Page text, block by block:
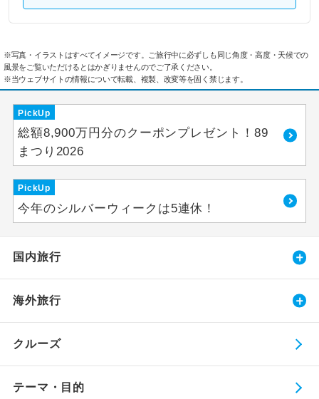
※写真・イラストはすべてイメージです。ご旅行中に必ずしも同じ角度・高度・天候での
風景をご覧いただけるとはかぎりませんのでご了承ください。
※当ウェブサイトの情報について転載、複製、改変等を固く禁じます。
PickUp
総額8,900万円分のクーポンプレゼント！89
まつり2026
PickUp
今年のシルバーウィークは5連休！
国内旅行
海外旅行
クルーズ
テーマ・目的